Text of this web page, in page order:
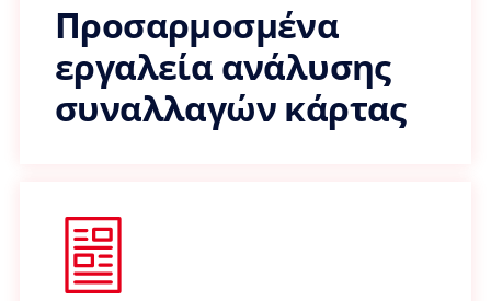
Προσαρμοσμένα
εργαλεία ανάλυσης
συναλλαγών κάρτας